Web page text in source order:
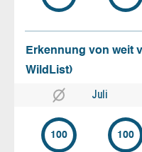
Erkennung von weit
WildList)
Juli
100 100